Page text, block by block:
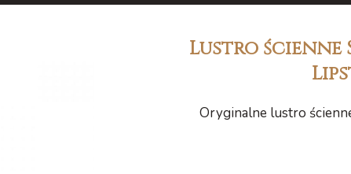
Lustro ścienne
Oryginalne lustro